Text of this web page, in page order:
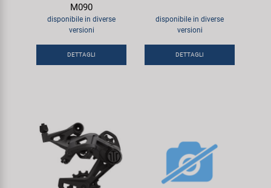
M090
disponibile in diverse
versioni
DETTAGLI
disponibile in diverse
versioni
DETTAGLI